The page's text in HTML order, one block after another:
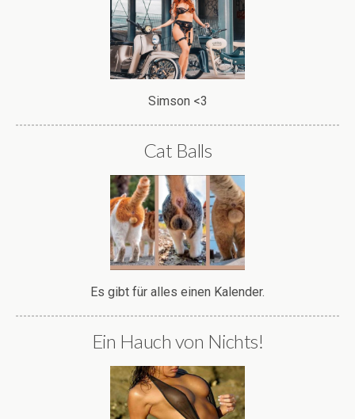
Simson <3
Cat Balls
Es gibt für alles einen Kalender.
Ein Hauch von Nichts!